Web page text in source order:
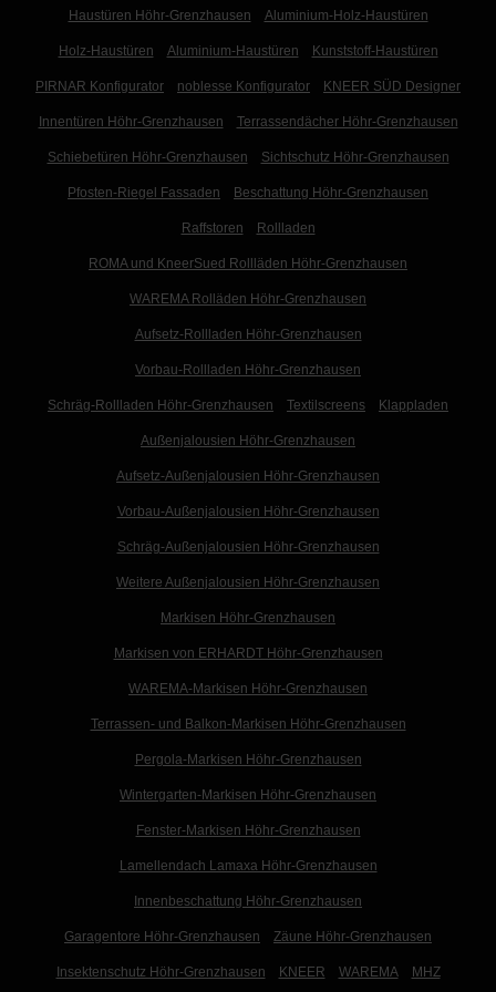
Haustüren Höhr-Grenzhausen Aluminium-Holz-Haustüren
Holz-Haustüren Aluminium-Haustüren Kunststoff-Haustüren
PIRNAR Konfigurator noblesse Konfigurator KNEER SÜD Designer
Innentüren Höhr-Grenzhausen Terrassendächer Höhr-Grenzhausen
Schiebetüren Höhr-Grenzhausen Sichtschutz Höhr-Grenzhausen
Pfosten-Riegel Fassaden Beschattung Höhr-Grenzhausen
Raffstoren Rollladen
ROMA und KneerSued Rollläden Höhr-Grenzhausen
WAREMA Rolläden Höhr-Grenzhausen
Aufsetz-Rollladen Höhr-Grenzhausen
Vorbau-Rollladen Höhr-Grenzhausen
Schräg-Rollladen Höhr-Grenzhausen Textilscreens Klappladen
Außenjalousien Höhr-Grenzhausen
Aufsetz-Außenjalousien Höhr-Grenzhausen
Vorbau-Außenjalousien Höhr-Grenzhausen
Schräg-Außenjalousien Höhr-Grenzhausen
Weitere Außenjalousien Höhr-Grenzhausen
Markisen Höhr-Grenzhausen
Markisen von ERHARDT Höhr-Grenzhausen
WAREMA-Markisen Höhr-Grenzhausen
Terrassen- und Balkon-Markisen Höhr-Grenzhausen
Pergola-Markisen Höhr-Grenzhausen
Wintergarten-Markisen Höhr-Grenzhausen
Fenster-Markisen Höhr-Grenzhausen
Lamellendach Lamaxa Höhr-Grenzhausen
Innenbeschattung Höhr-Grenzhausen
Garagentore Höhr-Grenzhausen Zäune Höhr-Grenzhausen
Insektenschutz Höhr-Grenzhausen KNEER WAREMA MHZ